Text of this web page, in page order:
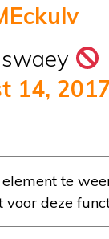
14,
te
voor deze